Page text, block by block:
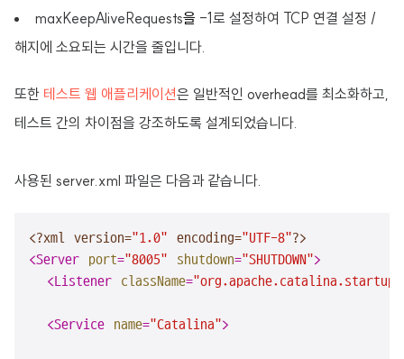
maxKeepAliveRequests을 -1로 설정하여 TCP 연결 설정 /
해지에 소요되는 시간을 줄입니다.
또한 테스트 웹 애플리케이션은 일반적인 overhead를 최소화하고,
테스트 간의 차이점을 강조하도록 설계되었습니다.
사용된 server.xml 파일은 다음과 같습니다.
<?xml version="1.0" encoding="UTF-8"?>
<Server port="8005" shutdown="SHUTDOWN">
<Listener className=
<Service name="Catalina">